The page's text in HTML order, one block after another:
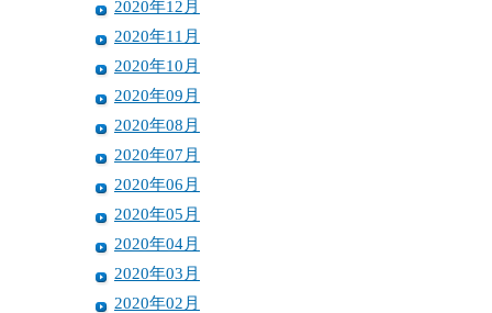
2020年12月
2020年11月
2020年10月
2020年09月
2020年08月
2020年07月
2020年06月
2020年05月
2020年04月
2020年03月
2020年02月